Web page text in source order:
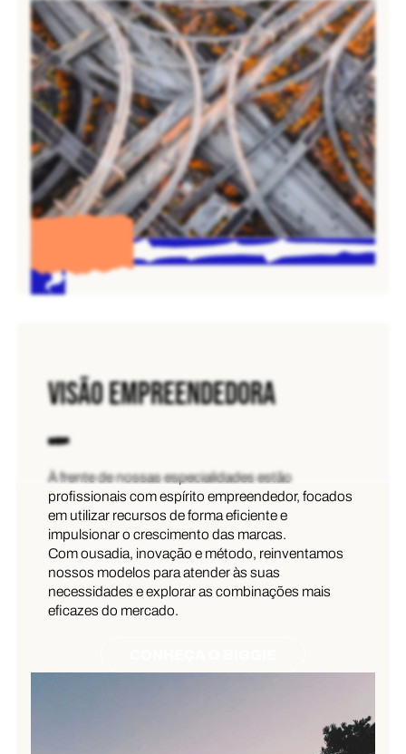
VISÃO EMPREENDEDORA
À frente de nossas especialidades estão
profissionais com espírito empreendedor, focados
em utilizar recursos de forma eficiente e
impulsionar o crescimento das marcas.
Com ousadia, inovação e método, reinventamos
nossos modelos para atender às suas
necessidades e explorar as combinações mais
eficazes do mercado.